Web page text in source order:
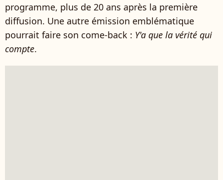
programme, plus de 20 ans après la première
diffusion. Une autre émission emblématique
pourrait faire son come-back : Y'a que la vérité qui
compte.